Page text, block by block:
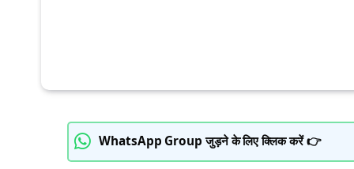
WhatsApp Group जुड़ने के लिए क्लिक करें 👉